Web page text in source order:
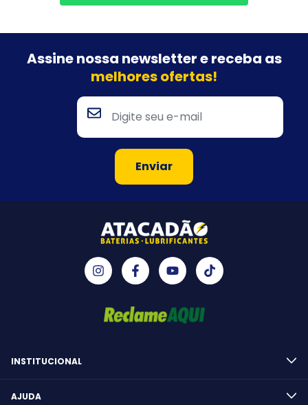
Assine nossa newsletter ereceba as
melhores ofertas!
INSTITUCIONAL
AJUDA